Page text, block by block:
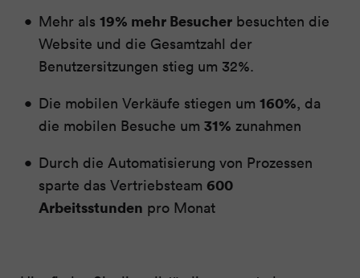
Mehr als19% mehr Besucher besuchten die
Website und die Gesamtzahl der
Benutzersitzungen stieg um 32%.
Die mobilen Verkäufe stiegen um160%, da
die mobilen Besuche um31% zunahmen
Durch die Automatisierung von Prozessen
sparte das Vertriebsteam600
Arbeitsstunden pro Monat